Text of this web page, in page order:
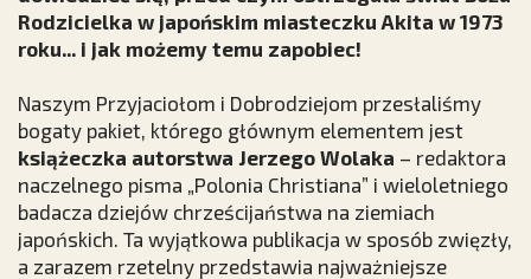
Rodzicielka w japońskim miasteczku Akita w 1973
roku... i jak możemy temu zapobiec!
Naszym Przyjaciołom i Dobrodziejom przesłaliśmy
bogaty pakiet, którego głównym elementem jest
książeczka autorstwa Jerzego Wolaka – redaktora
naczelnego pisma „Polonia Christiana” i wieloletniego
badacza dziejów chrześcijaństwa na ziemiach
japońskich. Ta wyjątkowa publikacja w sposób zwięzły,
a zarazem rzetelny przedstawia najważniejsze